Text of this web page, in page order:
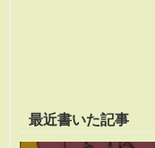
最近書いた記事